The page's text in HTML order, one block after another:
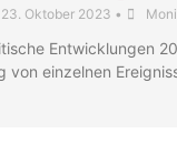
23. Oktober 2023 •
Entwicklungen
von einzelnen